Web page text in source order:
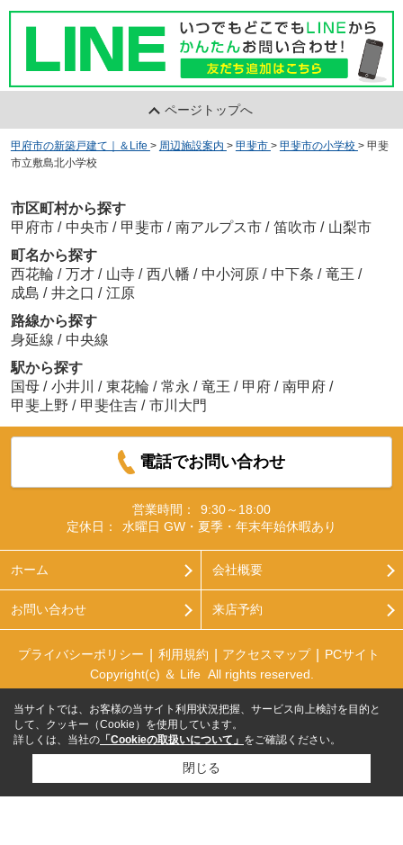
ページトップへ
甲府市の新築戸建て｜＆Life > 周辺施設案内 > 甲斐市 > 甲斐市の小学校 > 甲斐
市立敷島北小学校
市区町村から探す
甲府市 / 中央市 / 甲斐市 / 南アルプス市 / 笛吹市 / 山梨市
町名から探す
西花輪 / 万才 / 山寺 / 西八幡 / 中小河原 / 中下条 / 竜王 /
成島 / 井之口 / 江原
路線から探す
身延線 / 中央線
駅から探す
国母 / 小井川 / 東花輪 / 常永 / 竜王 / 甲府 / 南甲府 /
甲斐上野 / 甲斐住吉 / 市川大門
電話でお問い合わせ
営業時間：
9:30～18:00
定休日：
水曜日 GW・夏季・年末年始休暇あり
ホーム 会社概要
お問い合わせ 来店予約
プライバシーポリシー 利用規約 アクセスマップ
PCサイト
Copyright(c) ＆ Life All rights reserved.
当サイトでは、お客様の当サイト利用状況把握、サービス向上検討を目的と
して、クッキー（Cookie）を使用しています。
詳しくは、当社の 「Cookieの取扱いについて」 をご確認ください。
閉じる